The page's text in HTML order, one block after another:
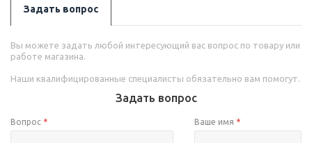
Задать вопрос
Вы можете задать любой интересующий вас вопрос по товару или
работе магазина.
Наши квалифицированные специалисты обязательно вам помогут.
Задать вопрос
Вопрос * Ваше имя *